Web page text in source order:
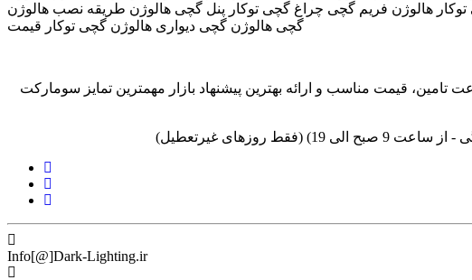
هالوژن فریم گچی چراغ گچی توکار پنل گچی هالوژن طریقه نصب هالوژن
گچی هالوژن گچی دیواری هالوژن گچی توکار قیمت
قیمت مناسب و ارائه بهترین پیشنهاد بازار مهمترین تمایز سومارکت
Info[@]Dark-Lighting.ir